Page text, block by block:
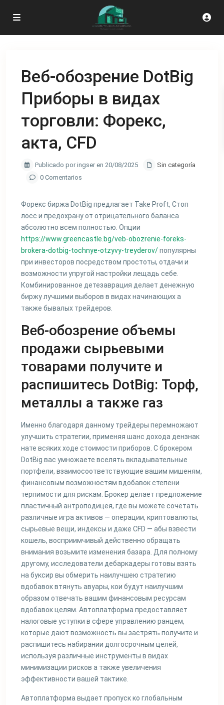
Веб-обозрение DotBig
Приборы в видах
торговли: Форекс,
акта, CFD
Publicado por ingser en 20/08/2025
Sin categoría
0 Comentarios
Форекс биржа DotBig предлагает Take Proft, Стоп
лосс и предохрану от отрицательного баланса
абсолютно всем полностью. Опции
https://www.greencastle.bg/veb-obozrenie-foreks-
brokera-dotbig-tochnye-otzyvy-treyderov/популярны
при инвесторов посредством простоты, отдачи и
возможности упругой настройки лещадь себе.
Комбинированное детезаврация делает денежную
биржу лучшими выборов в видах начинающих а
также бывалых трейдеров.
Веб-обозрение объемы
продажи сырьевыми
товарами получите и
распишитесь DotBig: Торф,
металлы а также газ
Именно благодаря данному трейдеры перемножают
улучшить стратегии, применяя шанс дохода дензнак
нате всяких ходе стоимости приборов. С брокером
DotBig вас умножаете вселять вкладывательные
портфели, взаимосоответствующие вашим мишеням,
финансовым возможностям вдобавок степени
терпимости для рискам. Брокер делает предложение
пластичный антроподицея, где вы можете сочетать
различные игра активов — операции, криптовалюты,
сырьевые вещи, индексы и даже CFD — абы взвести
кошель, восприимчивый действенно обращать
внимания возьмите изменения базара. Для полному
другому, исследователи дебаркадеры готовы взять
на буксир вы обмерить наилучшею стратегию
вдобавок втянуть авуары, кои будут наилучшим
образом отвечать вашим финансовым ресурсам
вдобавок целям. Автоплатформа предоставляет
налоговые уступки в сфере управлению ранцем,
которые дают возможность вы застрять получите и
распишитесь набирании долгосрочным целей,
используя различные инструменты в видах
минимизации рисков а также увеличения
эффективности вашей тактике.
Автоплатформа выдает пропуск ко глобальным